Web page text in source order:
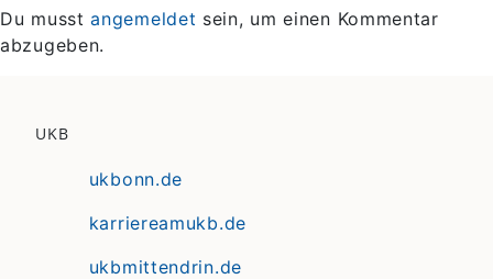
Du musstangemeldet sein, um einen Kommentar
abzugeben.
UKB
ukbonn.de
karriereamukb.de
ukbmittendrin.de